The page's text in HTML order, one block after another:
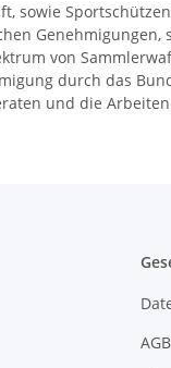
sowie
von
durch das
und die
AGB